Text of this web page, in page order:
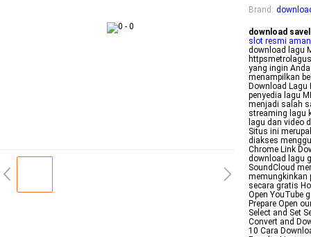
Brand :
download
slot resmi aman
download lagu
yang ingin
menampilkan
Download
penyedia lagu
menjadi salah
streaming lagu
lagu dan video
Situs ini
diakses
Chrome Link
download lagu
SoundCloud
memungkinkan
secara gratis
Open YouTube
Prepare Open
Select and Set
Convert and
10 Cara